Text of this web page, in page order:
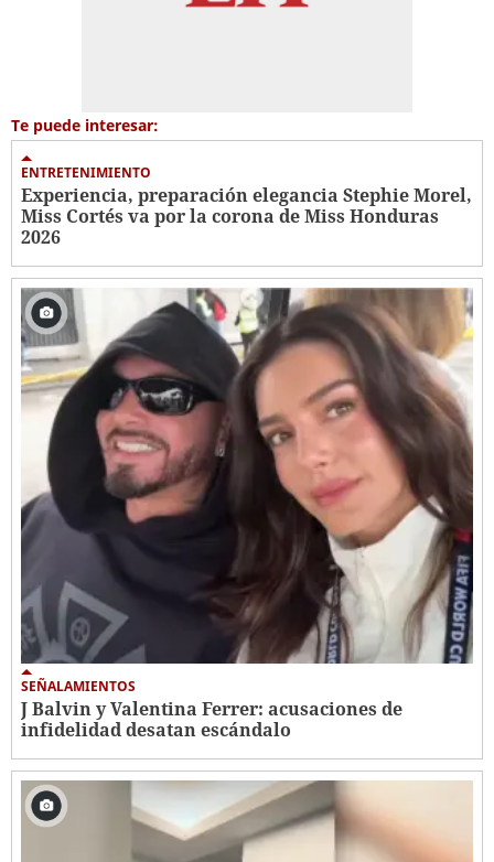
Te puede interesar:
ENTRETENIMIENTO
Experiencia, preparación elegancia Stephie Morel,
Miss Cortés va por la corona de Miss Honduras
2026
SEÑALAMIENTOS
J Balvin y Valentina Ferrer: acusaciones de
infidelidad desatan escándalo